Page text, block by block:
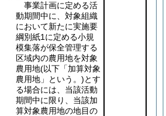
事業計画に定める活
動期間中に、対象組織
において新たに実施要
綱別紙1に定める小規
模集落が保全管理する
区域内の農用地を対象
農用地(以下「加算対象
農用地」という。)とす
る場合には、当該活動
期間中に限り、当該加
算対象農用地の地目の